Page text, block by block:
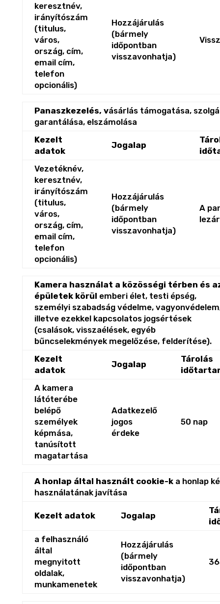
keresztnév,
irányítószám
(titulus,
város,
ország, cím,
email cím,
telefon
opcionális)
Hozzájárulás
(bármely
időpontban
visszavonhatja)
Panaszkezelés, vásárlás támogatása,
garantálása, elszámolása
Kezelt
adatok
Jogalap
Vezetéknév,
keresztnév,
irányítószám
(titulus,
város,
ország, cím,
email cím,
telefon
opcionális)
Hozzájárulás
(bármely
időpontban
visszavonhatja)
A
Kamera használat a közösségi térben és
épületek körül emberi élet, testi épség,
személyi szabadság védelme,
illetve ezekkel kapcsolatos jogsértések
(csalások, visszaélések, egyéb
bűncselekmények megelőzése, felderítése).
Kezelt
adatok
Jogalap
Tárolás
A kamera
látóterébe
belépő
személyek
képmása,
tanúsított
magatartása
Adatkezelő
jogos
érdeke
50 nap
A honlap által használt cookie-k a honlap
használatának javítása
Kezelt adatok Jogalap
a felhasználó
által
megnyitott
oldalak,
munkamenetek
Hozzájárulás
(bármely
időpontban
visszavonhatja)